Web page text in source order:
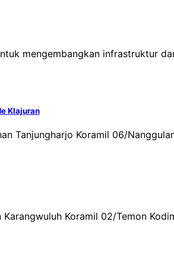
mengembangkan infrastruktur
Klajuran
Tanjungharjo Koramil 06/
Koramil 02/Temon